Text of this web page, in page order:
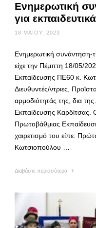
Ενημερωτική
για
18 ΜΑΪ́ΟΥ, 2023
Ενημερωτική συνάντηση-
είχε την Πέμπτη 18/05/
Εκπαίδευσης ΠΕ60 κ.
Διευθυντές/ντριες,
αρμοδιότητάς της, δια
Εκπαίδευσης Καρδίτσας.
Πρωτοβάθμιας
χαιρετισμό του είπε:
Κωτσιοπούλου …
Διαβάστε περισσότερα